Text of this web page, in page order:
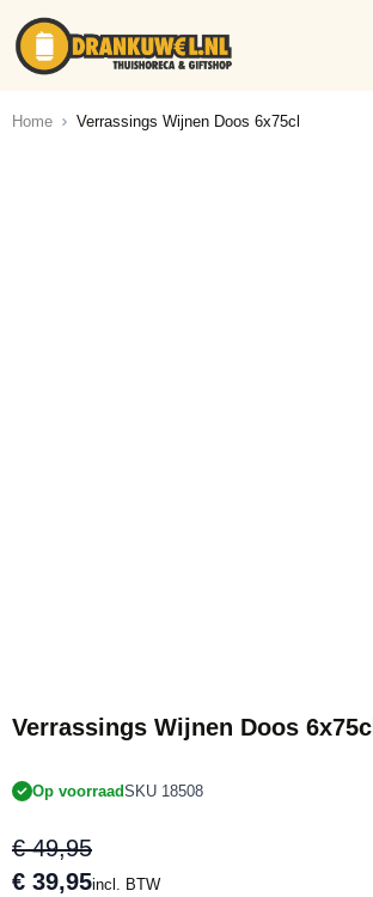
Ga naar de inhoud
Home Verrassings Wijnen Doos 6x75cl
Verrassings Wijnen Doos 6x75cl
Op voorraadSKU 18508
€ 49,95
€ 39,95incl. BTW